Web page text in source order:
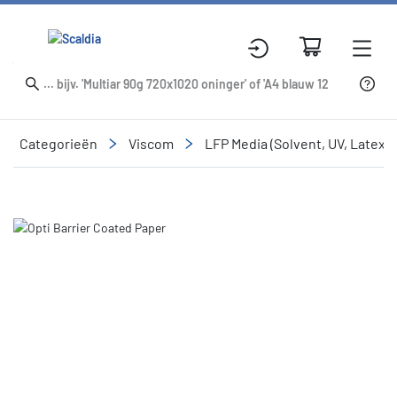
Categorieën Viscom LFP Media (Solvent, UV, Latex,
Slide 1 of 1